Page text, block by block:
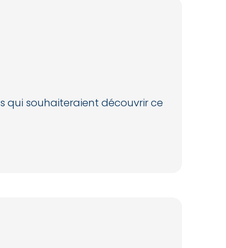
qui souhaiteraient découvrir ce